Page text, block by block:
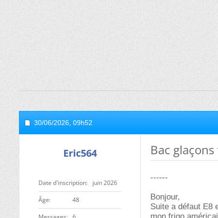
30/06/2026, 09h52
Eric564
Date d'inscription juin 2026
ge 48
Bac
------
Bonjour,
Suite a défaut E8